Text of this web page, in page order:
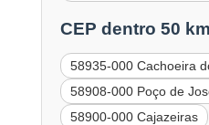
CEP dentro 50
58935-000 Cachoeira
58908-000 Poço de
58900-000 Cajazeiras